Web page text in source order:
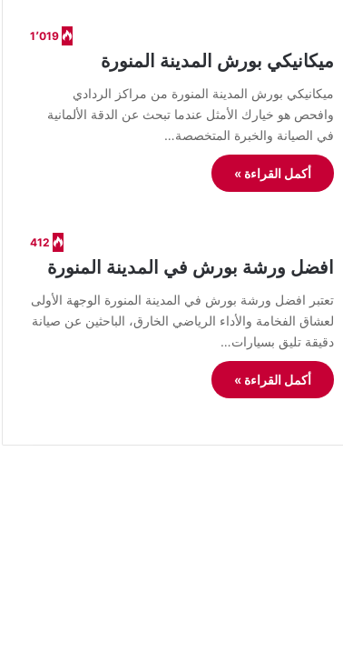
1٬019
ميكانيكي بورش المدينة المنورة
ميكانيكي بورش المدينة المنورة من مراكز الردادي
وافحص هو خيارك الأمثل عندما تبحث عن الدقة الألمانية
في الصيانة والخبرة المتخصصة…
أكمل القراءة »
412
افضل ورشة بورش في المدينة المنورة
​تعتبر افضل ورشة بورش في المدينة المنورة الوجهة الأولى
لعشاق الفخامة والأداء الرياضي الخارق، الباحثين عن صيانة
دقيقة تليق بسيارات…
أكمل القراءة »